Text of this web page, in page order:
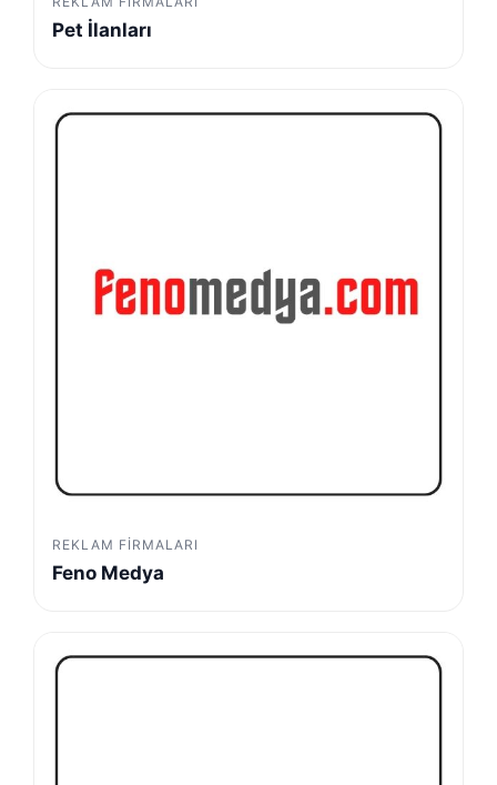
Pet İlanları
REKLAM FIRMALARI
Feno Medya